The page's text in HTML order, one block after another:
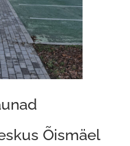
Õismäel